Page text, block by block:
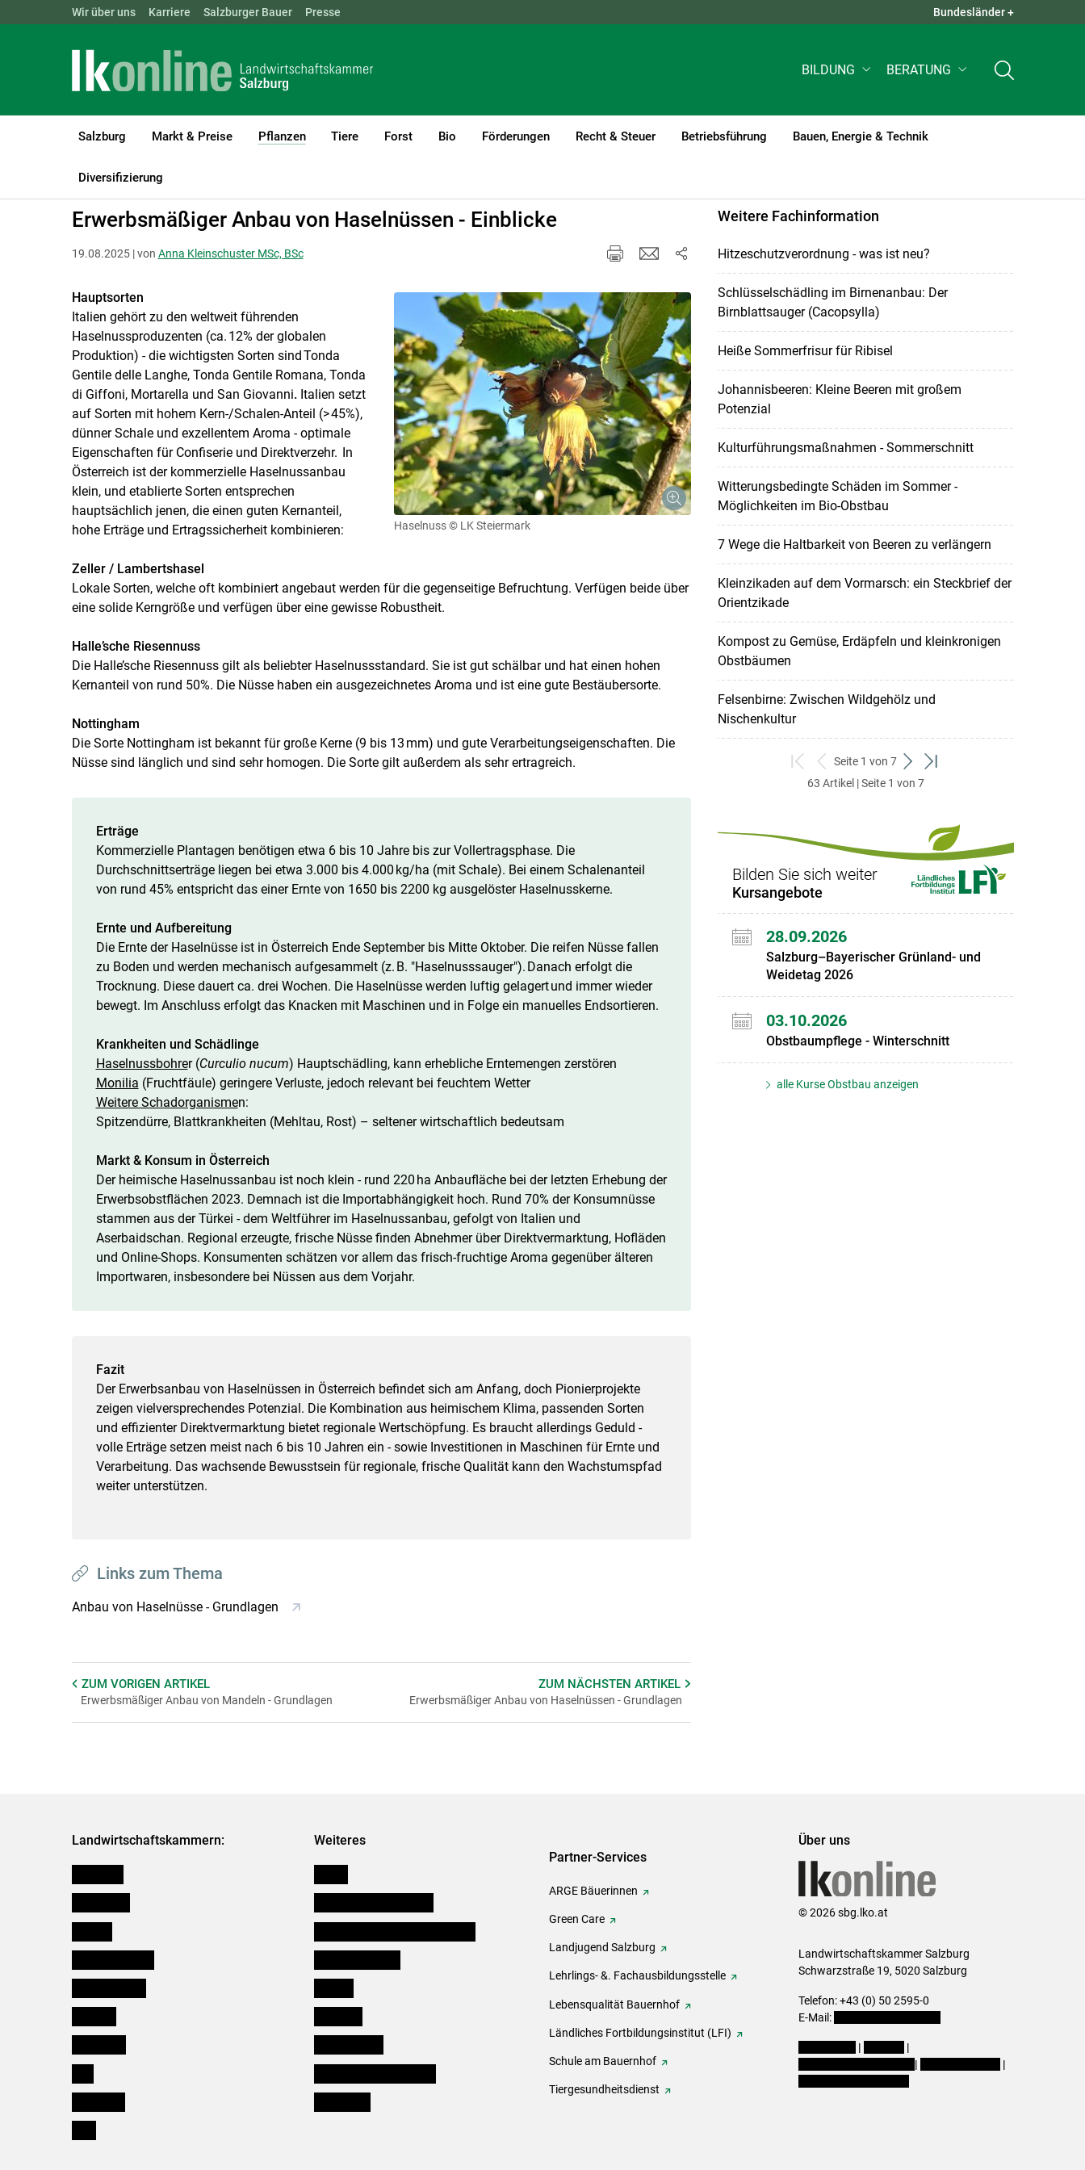
Landwirtschaftskammern: ÖSTERREICH BGLD KTN QUICK LINKS +
Wir über uns Karriere Salzburger Bauer Presse Bundesländer +
BILDUNG BERATUNG
Salzburg Markt & Preise Pflanzen
(current)1
Tiere Forst Bio Förderungen Recht & Steuer Betriebsführung Bauen, Energie & Technik
Diversifizierung
LK Salzburg Pflanzen
Erwerbsmäßiger Anbau von Haselnüssen - Einblicke
19.08.2025 | von Anna Kleinschuster MSc, BSc
Haselnuss © LK Steiermark
Hauptsorten
Italien gehört zu den weltweit führenden
Haselnussproduzenten (ca. 12% der globalen
Produktion) - die wichtigsten Sorten sind Tonda
Gentile delle Langhe, Tonda Gentile Romana, Tonda
di Giffoni, Mortarella und San Giovanni.Italien setzt
auf Sorten mit hohem Kern-/Schalen-Anteil (> 45%),
dünner Schale und exzellentem Aroma - optimale
Eigenschaften für Confiserie und Direktverzehr. In
Österreich ist der kommerzielle Haselnussanbau
klein, und etablierte Sorten entsprechen
hauptsächlich jenen, die einen guten Kernanteil,
hohe Erträge und Ertragssicherheit kombinieren:
Zeller / Lambertshasel
Lokale Sorten, welche oft kombiniert angebaut werden für die gegenseitige Befruchtung. Verfügen beide über
eine solide Kerngröße und verfügen über eine gewisse Robustheit.
Halle’sche Riesennuss
Die Halle’sche Riesennuss gilt als beliebter Haselnussstandard. Sie ist gut schälbar und hat einen hohen
Kernanteil von rund 50%. Die Nüsse haben ein ausgezeichnetes Aroma und ist eine gute Bestäubersorte.
Nottingham
Die Sorte Nottingham ist bekannt für große Kerne (9 bis 13 mm) und gute Verarbeitungseigenschaften. Die
Nüsse sind länglich und sind sehr homogen. Die Sorte gilt außerdem als sehr ertragreich.
Erträge
Kommerzielle Plantagen benötigen etwa 6 bis 10 Jahre bis zur Vollertragsphase. Die
Durchschnittserträge liegen bei etwa 3.000 bis 4.000 kg/ha (mit Schale). Bei einem Schalenanteil
von rund 45% entspricht das einer Ernte von 1650 bis 2200 kg ausgelöster Haselnusskerne.
Ernte und Aufbereitung
Die Ernte der Haselnüsse ist in Österreich Ende September bis Mitte Oktober. Die reifen Nüsse fallen
zu Boden und werden mechanisch aufgesammelt (z. B. "Haselnusssauger"). Danach erfolgt die
Trocknung. Diese dauert ca. drei Wochen. Die Haselnüsse werden luftig gelagert und immer wieder
bewegt. Im Anschluss erfolgt das Knacken mit Maschinen und in Folge ein manuelles Endsortieren.
Krankheiten und Schädlinge
Haselnussbohrer (Curculio nucum) Hauptschädling, kann erhebliche Erntemengen zerstören
Monilia (Fruchtfäule) geringere Verluste, jedoch relevant bei feuchtem Wetter
Weitere Schadorganismen:
Spitzendürre, Blattkrankheiten (Mehltau, Rost) – seltener wirtschaftlich bedeutsam
Markt & Konsum in Österreich
Der heimische Haselnussanbau ist noch klein - rund 220 ha Anbaufläche bei der letzten Erhebung der
Erwerbsobstflächen 2023. Demnach ist die Importabhängigkeit hoch. Rund 70% der Konsumnüsse
stammen aus der Türkei - dem Weltführer im Haselnussanbau, gefolgt von Italien und
Aserbaidschan. Regional erzeugte, frische Nüsse finden Abnehmer über Direktvermarktung, Hofläden
und Online-Shops. Konsumenten schätzen vor allem das frisch-fruchtige Aroma gegenüber älteren
Importwaren, insbesondere bei Nüssen aus dem Vorjahr.
Fazit
Der Erwerbsanbau von Haselnüssen in Österreich befindet sich am Anfang, doch Pionierprojekte
zeigen vielversprechendes Potenzial. Die Kombination aus heimischem Klima, passenden Sorten
und effizienter Direktvermarktung bietet regionale Wertschöpfung. Es braucht allerdings Geduld -
volle Erträge setzen meist nach 6 bis 10 Jahren ein - sowie Investitionen in Maschinen für Ernte und
Verarbeitung. Das wachsende Bewusstsein für regionale, frische Qualität kann den Wachstumspfad
weiter unterstützen.
Links zum Thema
Anbau von Haselnüsse - Grundlagen
ZUM VORIGEN ARTIKEL
Erwerbsmäßiger Anbau von Mandeln - Grundlagen
ZUM NÄCHSTENARTIKEL
Erwerbsmäßiger Anbau von Haselnüssen - Grundlagen
Weitere Fachinformation
Hitzeschutzverordnung - was ist neu?
Schlüsselschädling im Birnenanbau: Der
Birnblattsauger (Cacopsylla)
Heiße Sommerfrisur für Ribisel
Johannisbeeren: Kleine Beeren mit großem
Potenzial
Kulturführungsmaßnahmen - Sommerschnitt
Witterungsbedingte Schäden im Sommer -
Möglichkeiten im Bio-Obstbau
7 Wege die Haltbarkeit von Beeren zu verlängern
Kleinzikaden auf dem Vormarsch: ein Steckbrief der
Orientzikade
Kompost zu Gemüse, Erdäpfeln und kleinkronigen
Obstbäumen
Felsenbirne: Zwischen Wildgehölz und
Nischenkultur
zum
ersten
zurück
zum
Seite 1 von 7
weiter
zum
zum
63 Artikel | Seite 1 von 7
Bilden Sie sich weiter
Kursangebote
28.09.2026
Salzburg–Bayerischer Grünland- und
Weidetag 2026
03.10.2026
Obstbaumpflege - Winterschnitt
alle Kurse Obstbau anzeigen
Landwirtschaftskammern: Weiteres
Partner-Services
ARGE Bäuerinnen
Green Care
Landjugend Salzburg
Lehrlings- &. Fachausbildungsstelle
Lebensqualität Bauernhof
Ländliches Fortbildungsinstitut (LFI)
Schule am Bauernhof
Tiergesundheitsdienst
Über uns
© 2026 sbg.lko.at
Landwirtschaftskammer Salzburg
Schwarzstraße 19, 5020 Salzburg
Telefon: +43 (0) 50 2595-0
E-Mail:
|
|
|
|